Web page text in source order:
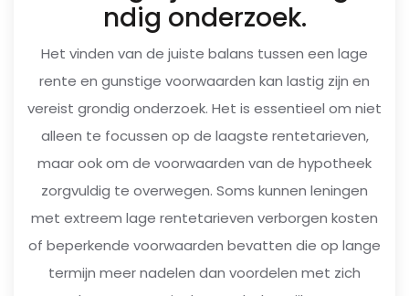
ndig onderzoek.
Het vinden van de juiste balans tussen een lage
rente en gunstige voorwaarden kan lastig zijn en
vereist grondig onderzoek. Het is essentieel om niet
alleen te focussen op de laagste rentetarieven,
maar ook om de voorwaarden van de hypotheek
zorgvuldig te overwegen. Soms kunnen leningen
met extreem lage rentetarieven verborgen kosten
of beperkende voorwaarden bevatten die op lange
termijn meer nadelen dan voordelen met zich